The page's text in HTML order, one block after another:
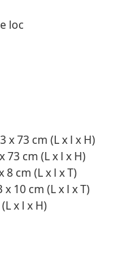
loc
x 73 cm (L x l x H)
73 cm (L x l x H)
8 cm (L x l x T)
10 cm (L x l x T)
x l x H)